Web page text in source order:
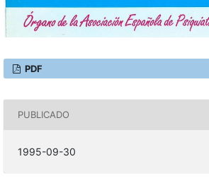
PDF
PUBLICADO
1995-09-30